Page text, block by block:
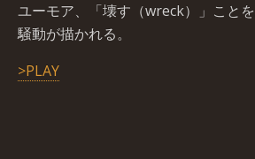
ユーモア、「壊す（wreck）」こと
騒動が描かれる。
>PLAY